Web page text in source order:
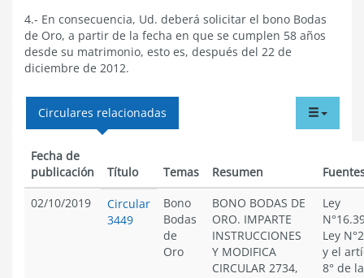
4.- En consecuencia, Ud. deberá solicitar el bono Bodas
de Oro, a partir de la fecha en que se cumplen 58 años
desde su matrimonio, esto es, después del 22 de
diciembre de 2012.
menu
Circulares relacionadas
Fecha de
publicación
Título Temas Resumen
02/10/2019
Circular
3449
Bono
Bodas
de
Oro
BONO BODAS DE
ORO. IMPARTE
INSTRUCCIONES
Y MODIFICA
CIRCULAR 2734,
Ley
Ley
y el
8° de